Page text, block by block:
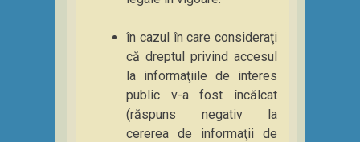
în cazul în care consideraţi
că dreptul privind accesul
la informaţiile de interes
public v-a fost încălcat
(răspuns negativ la
cererea de informaţii de